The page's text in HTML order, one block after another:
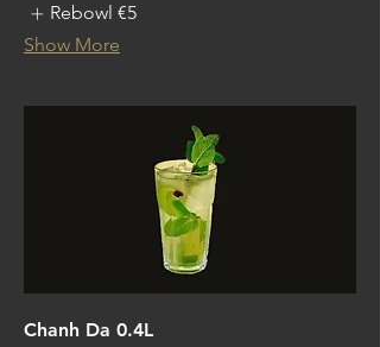
Rebowl €5
Show More
Chanh Da 0.4L